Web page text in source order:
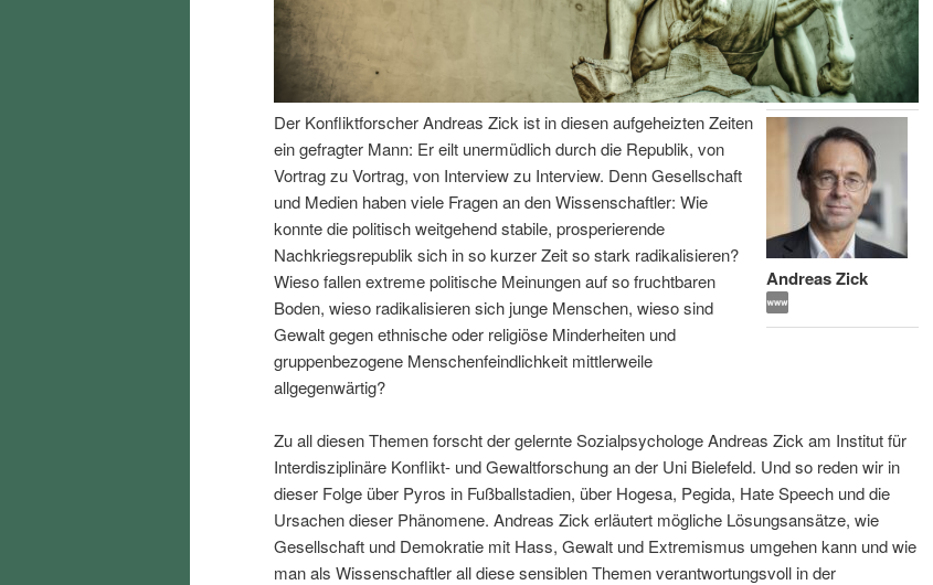
I
n
a
t
s
r
i
n
e
n
n
a
l
s
p
r
Andreas Zick
Der Konfliktforscher Andreas Zick ist in diesen aufgeheizten Zeiten
ein gefragter Mann: Er eilt unermüdlich durch die Republik, von
Vortrag zu Vortrag, von Interview zu Interview. Denn Gesellschaft
und Medien haben viele Fragen an den Wissenschaftler: Wie
konnte die politisch weitgehend stabile, prosperierende
Nachkriegsrepublik sich in so kurzer Zeit so stark radikalisieren?
Wieso fallen extreme politische Meinungen auf so fruchtbaren
Boden, wieso radikalisieren sich junge Menschen, wieso sind
Gewalt gegen ethnische oder religiöse Minderheiten und
gruppenbezogene Menschenfeindlichkeit mittlerweile
allgegenwärtig?
Zu all diesen Themen forscht der gelernte Sozialpsychologe Andreas Zick am Institut für
Interdisziplinäre Konflikt- und Gewaltforschung an der Uni Bielefeld. Und so reden wir in
dieser Folge über Pyros in Fußballstadien, über Hogesa, Pegida, Hate Speech und die
Ursachen dieser Phänomene. Andreas Zick erläutert mögliche Lösungsansätze, wie
Gesellschaft und Demokratie mit Hass, Gewalt und Extremismus umgehen kann und wie
man als Wissenschaftler all diese sensiblen Themen verantwortungsvoll in der